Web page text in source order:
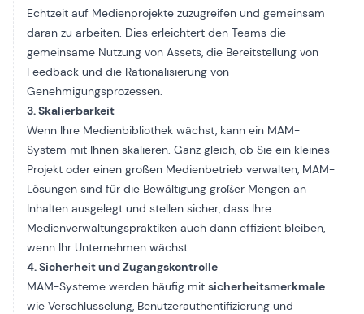
Echtzeit auf Medienprojekte zuzugreifen und gemeinsam
daran zu arbeiten. Dies erleichtert den Teams die
gemeinsame Nutzung von Assets, die Bereitstellung von
Feedback und die Rationalisierung von
Genehmigungsprozessen.
3. Skalierbarkeit
Wenn Ihre Medienbibliothek wächst, kann ein MAM-
System mit Ihnen skalieren. Ganz gleich, ob Sie ein kleines
Projekt oder einen großen Medienbetrieb verwalten, MAM-
Lösungen sind für die Bewältigung großer Mengen an
Inhalten ausgelegt und stellen sicher, dass Ihre
Medienverwaltungspraktiken auch dann effizient bleiben,
wenn Ihr Unternehmen wächst.
4. Sicherheit und Zugangskontrolle
MAM-Systeme werden häufig mit sicherheitsmerkmale
wie Verschlüsselung, Benutzerauthentifizierung und